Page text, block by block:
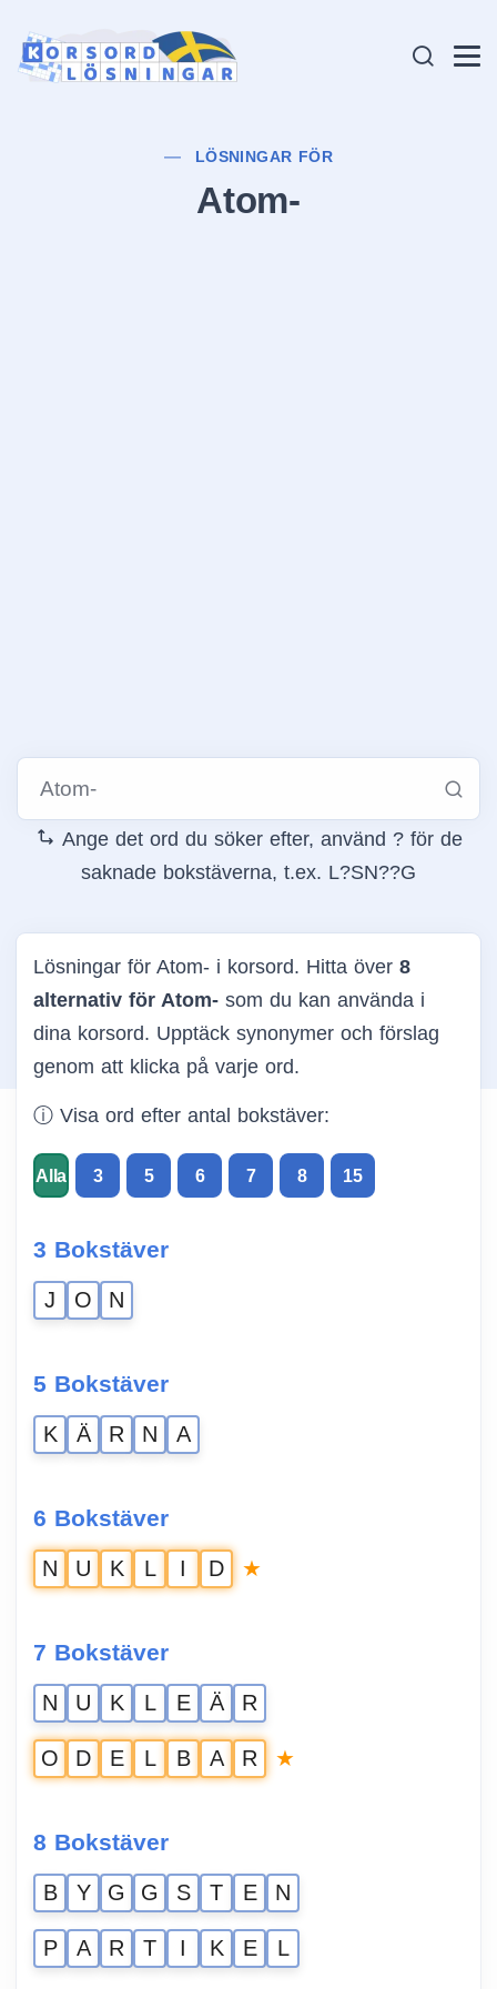
LÖSNINGAR FÖR
Atom-
Ange det ord du söker efter, använd ? för de
saknade bokstäverna, t.ex. L?SN??G
Lösningar för Atom- i korsord. Hitta över 8
alternativ för Atom- som du kan använda i
dina korsord. Upptäck synonymer och förslag
genom att klicka på varje ord.
ⓘ Visa ord efter antal bokstäver:
Alla 3 5 6 7 8 15
3 Bokstäver
J O N
5 Bokstäver
K Ä R N A
6 Bokstäver
N U K L I D ★
7 Bokstäver
N U K L E Ä R
O D E L B A R ★
8 Bokstäver
B Y G G S T E N
P A R T I K E L